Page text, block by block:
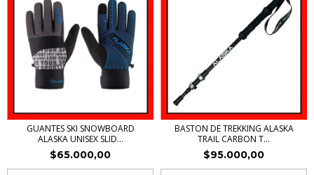
GUANTES SKI SNOWBOARD
ALASKA UNISEX SLID...
$65.000,00
BASTON DE TREKKING ALASKA
TRAIL CARBON T...
$95.000,00